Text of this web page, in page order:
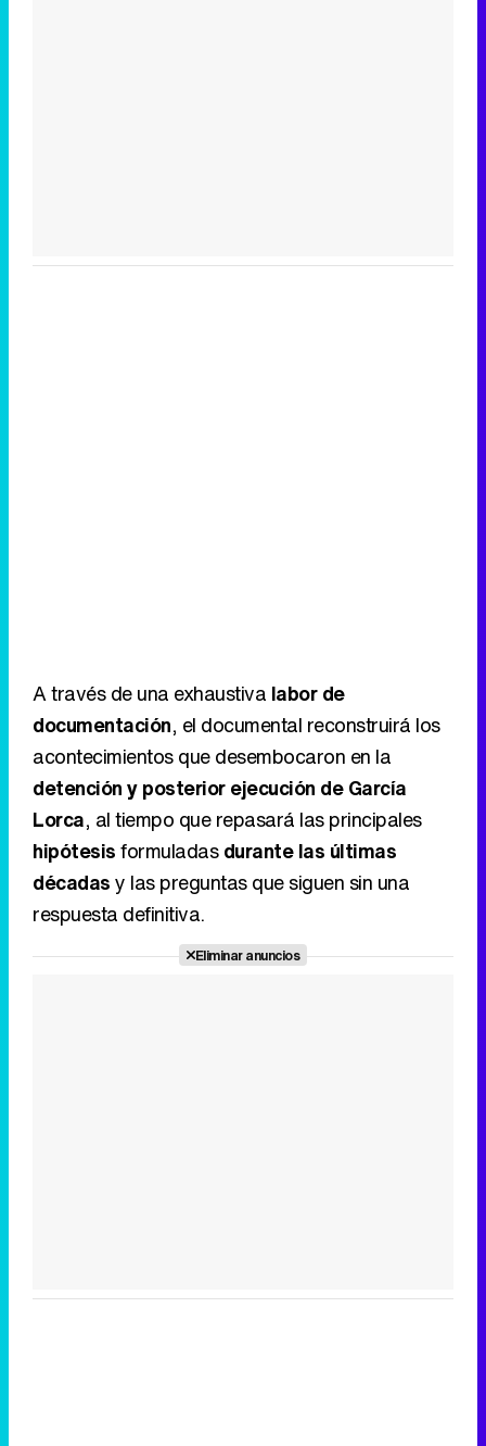
hipótesisformuladasdurante las últimas
décadasy las preguntas que siguen sin una
respuesta definitiva.